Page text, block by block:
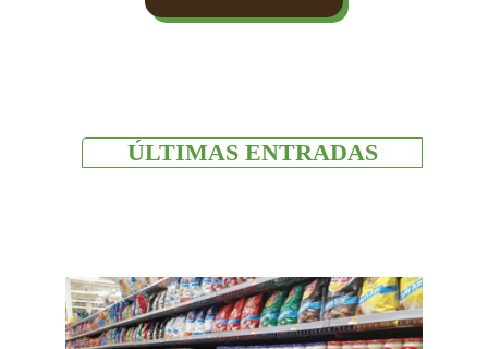
ÚLTIMAS ENTRADAS